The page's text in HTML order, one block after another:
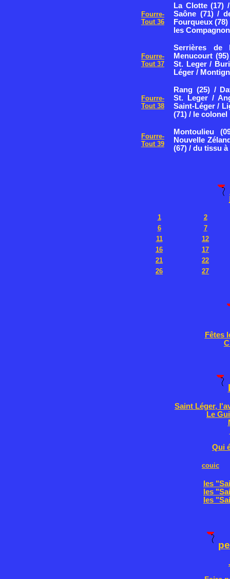
Fourre-
Tout 36
La Clotte (17)
Saône (71) /
Fourqueux
les
Fourre-
Tout 37
Serrières
Menucourt
St. Leger /
Léger /
Fourre-
Tout 38
Rang (25) /
St. Leger /
Saint-Léger /
(71) / le
Fourre-
Tout 39
Montoulieu
Nouvelle
(67) / du tissu
1
2
6
7
11
12
16
17
21
22
26
27
Fêtes
Saint Léger,
Le
Qui
couic
les
les
les